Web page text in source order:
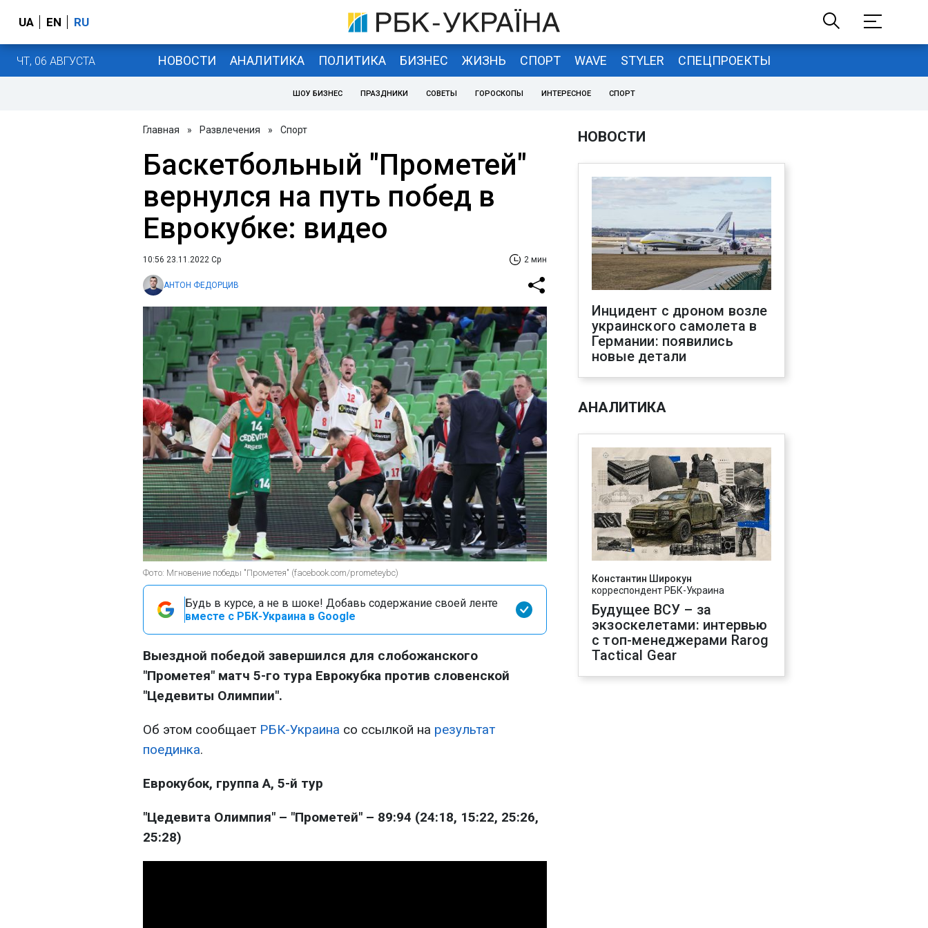
UA EN RU
ЧТ, 06 АВГУСТА НОВОСТИ АНАЛИТИКА ПОЛИТИКА БИЗНЕС ЖИЗНЬ СПОРТ WAVE STYLER СПЕЦПРОЕКТЫ
ШОУ БИЗНЕС ПРАЗДНИКИ СОВЕТЫ ГОРОСКОПЫ ИНТЕРЕСНОЕ СПОРТ
Главная » Развлечения » Спорт
Баскетбольный "Прометей"
вернулся на путь побед в
Еврокубке: видео
10:56 23.11.2022 Ср 2 мин
АНТОН ФЕДОРЦИВ
Фото: Мгновение победы "Прометея" (facebook.com/prometeybc)
Будь в курсе, а не в шоке! Добавь содержание своей ленте
вместе с РБК-Украина в Google
Выездной победой завершился для слобожанского
"Прометея" матч 5-го тура Еврокубка против словенской
"Цедевиты Олимпии".
Об этом сообщает РБК-Украина со ссылкой на результат
поединка.
Еврокубок, группа A, 5-й тур
"Цедевита Олимпия" – "Прометей" – 89:94 (24:18, 15:22, 25:26,
25:28)
НОВОСТИ
Инцидент с дроном возле
украинского самолета в
Германии: появились
новые детали
АНАЛИТИКА
Константин Широкун
корреспондент РБК-Украина
Будущее ВСУ – за
экзоскелетами: интервью
с топ-менеджерами Rarog
Tactical Gear